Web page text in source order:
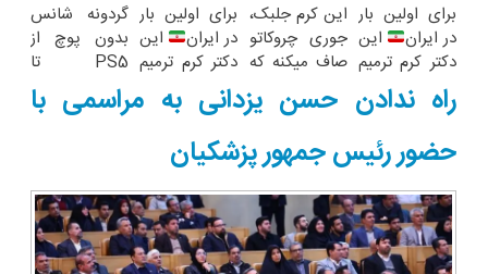
برای اولین بار
در ایران
این
دکتر کرم ترمیم
کننده 23 روزه
ساخت!
این کرم جلبک،
جوری چروکاتو
صاف میکنه که
انگار بوتاکس
کردی!(تخفیف
برای اولین بار
در ایران
این
دکتر کرم ترمیم
کننده 23 روزه
ساخت!
گردونه شانس
بدون پوچ از
PS5 تا
آیفون17 و بیت
کوین
راه ندادن حسن یزدانی به مراسمی با
حضور رئیس جمهور پزشکیان